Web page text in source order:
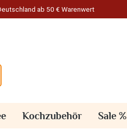
ab 50 € Warenwert
Kochzubehör Sale %